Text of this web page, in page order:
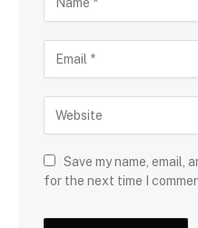
Save my name, email,
for the next time I